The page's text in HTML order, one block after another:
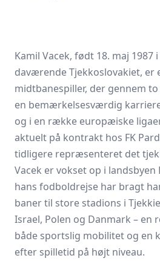
Kamil Vacek, født 18. maj 1987
daværende Tjekkoslovakiet, er
midtbanespiller, der gennem
en bemærkelsesværdig
og i en række europæiske
aktuelt på kontrakt hos FK
tidligere repræsenteret det
Vacek er vokset op i
hans fodboldrejse har bragt
baner til store stadions i
Israel, Polen og Danmark – en
både sportslig mobilitet og en
efter spilletid på højt niveau.